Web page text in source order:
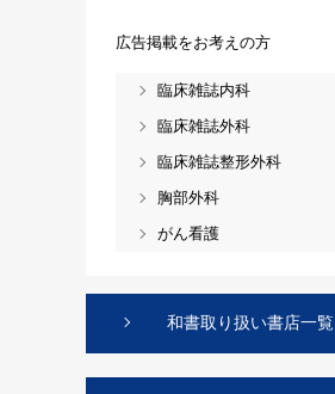
広告掲載をお考えの方
臨床雑誌内科
臨床雑誌外科
臨床雑誌整形外科
胸部外科
がん看護
和書取り扱い書店一覧